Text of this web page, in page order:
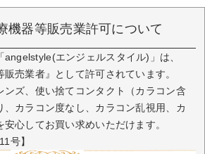
機器等販売業許可について
angelstyle(エンジェルスタイル)」は、
販売業者』として許可されています。
ンズ、使い捨てコンタクト（カラコン含
、カラコン度なし、カラコン乱視用、カ
心してお買い求めいただけます。
号】